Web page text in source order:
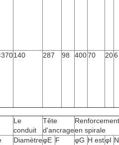
140 287 98 40070 206
Le
conduit
Tête
d'ancrage
Renforcement
en spirale
DiamètreφE F φG H estφI N